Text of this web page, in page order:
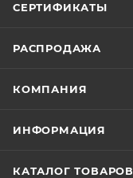
СЕРТИФИКАТЫ
РАСПРОДАЖА
КОМПАНИЯ
ИНФОРМАЦИЯ
КАТАЛОГ ТОВАРОВ